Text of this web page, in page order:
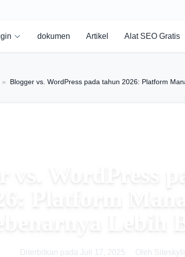
dokumen Artikel Alat SEO Gratis
» Blogger vs. WordPress pada tahun 2026: Platform
vs. WordPress
Platform Mana
Diterbitkan pada Juli 17, 2025 Oleh